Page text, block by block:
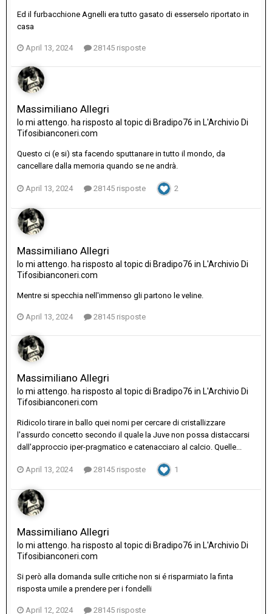
Ed il furbacchione Agnelli era tutto gasato di esserselo riportato in
casa
April 13, 2024 28145 risposte
Massimiliano Allegri
Io mi attengo. ha risposto al topic di Bradipo76 in L'Archivio Di
Tifosibianconeri.com
Questo ci (e si) sta facendo sputtanare in tutto il mondo, da
cancellare dalla memoria quando se ne andrà.
April 13, 2024 28145 risposte 2
Massimiliano Allegri
Io mi attengo. ha risposto al topic di Bradipo76 in L'Archivio Di
Tifosibianconeri.com
Mentre si specchia nell'immenso gli partono le veline.
April 13, 2024 28145 risposte
Massimiliano Allegri
Io mi attengo. ha risposto al topic di Bradipo76 in L'Archivio Di
Tifosibianconeri.com
Ridicolo tirare in ballo quei nomi per cercare di cristallizzare
l'assurdo concetto secondo il quale la Juve non possa distaccarsi
dall'approccio iper-pragmatico e catenacciaro al calcio. Quelle...
April 13, 2024 28145 risposte 1
Massimiliano Allegri
Io mi attengo. ha risposto al topic di Bradipo76 in L'Archivio Di
Tifosibianconeri.com
Si però alla domanda sulle critiche non si é risparmiato la finta
risposta umile a prendere per i fondelli
April 12, 2024 28145 risposte